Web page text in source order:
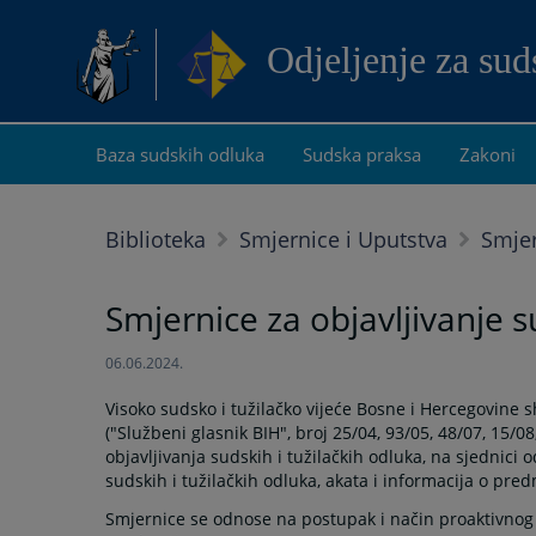
Odjeljenje za
Baza sudskih odluka Sudska praksa Zakoni
Biblioteka Smjernice i Uputstva
Smjernice za objavljivanje
06.06.2024.
Visoko sudsko i tužilačko vijeće Bosne i Hercegovine
("Službeni glasnik BIH", broj 25/04, 93/05, 48/07, 15/
objavljivanja sudskih i tužilačkih odluka, na sjednici
sudskih i tužilačkih odluka, akata i informacija o
Smjernice se odnose na postupak i način